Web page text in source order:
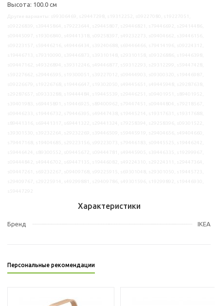
Высота: 100.0 см
Характеристики
Бренд IKEA
Персональные рекомендации